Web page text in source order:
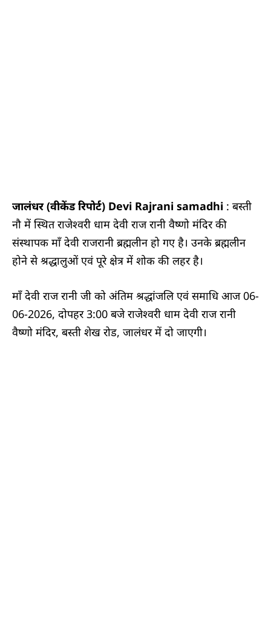
जालंधर (वीकेंड रिपोर्ट) Devi Rajrani samadhi : बस्ती
नौ में स्थित राजेश्वरी धाम देवी राज रानी वैष्णो मंदिर की
संस्थापक माँ देवी राजरानी ब्रह्मलीन हो गए है। उनके ब्रह्मलीन
होने से श्रद्धालुओं एवं पूरे क्षेत्र में शोक की लहर है।
माँ देवी राज रानी जी को अंतिम श्रद्धांजलि एवं समाधि आज 06-
06-2026, दोपहर 3:00 बजे राजेश्वरी धाम देवी राज रानी
वैष्णो मंदिर, बस्ती शेख रोड, जालंधर में दो जाएगी।